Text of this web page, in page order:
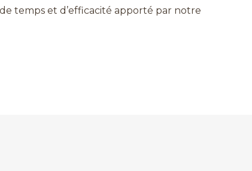
temps et d’efficacité apporté par notre